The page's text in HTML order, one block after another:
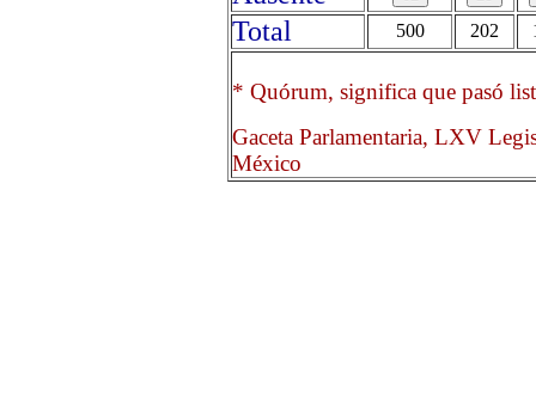
Total
500 202
* Quórum, significa que pasó
Gaceta Parlamentaria, LXV
México